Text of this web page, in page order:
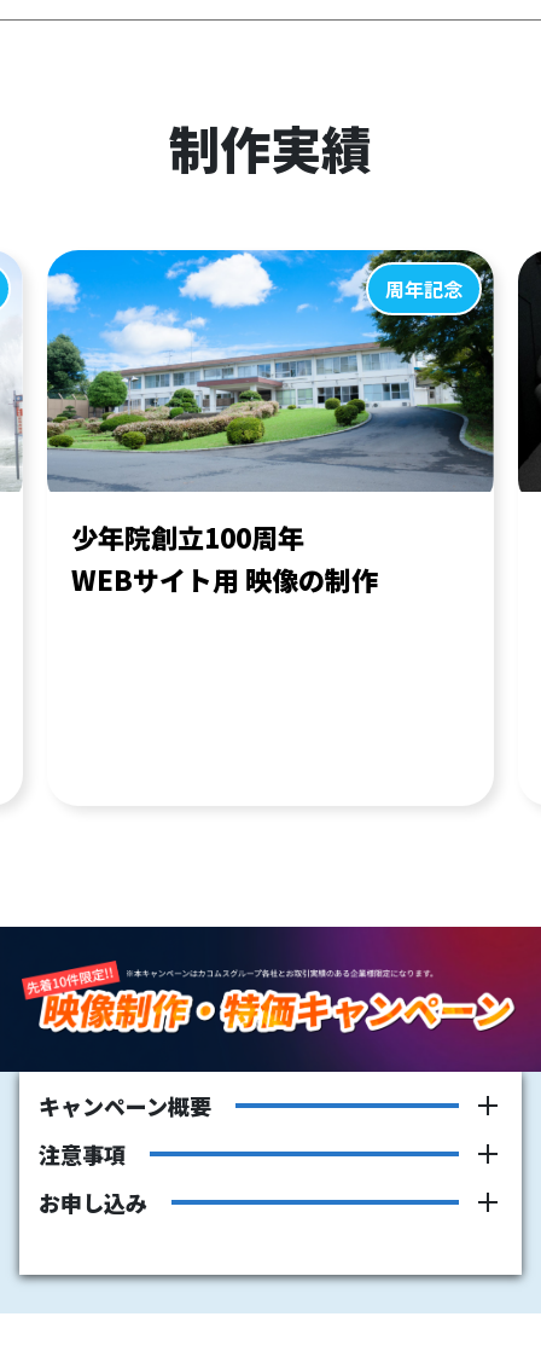
制作実績
年記念 展示
Astemo様 JMS2025
Immersive Theater 用
キャンペーン概要
注意事項
キャンペーン期間：2026年9月末ご契約分まで
無料制作のショート動画は、ご発注いただいた映像をもと
お申し込み